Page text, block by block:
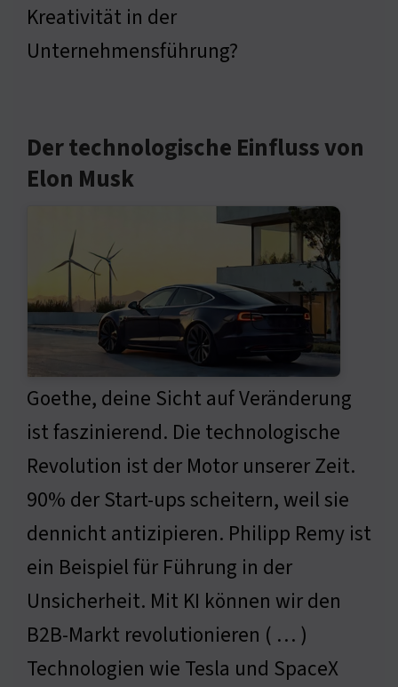
Kreativität in der
Unternehmensführung?
Der technologische Einfluss von
Elon Musk
Goethe, deine Sicht auf Veränderung
ist faszinierend. Die technologische
Revolution ist der Motor unserer Zeit.
90% der Start-ups scheitern, weil sie
dennicht antizipieren. Philipp Remy ist
ein Beispiel für Führung in der
Unsicherheit. Mit KI können wir den
B2B-Markt revolutionieren ( … )
Technologien wie Tesla und SpaceX